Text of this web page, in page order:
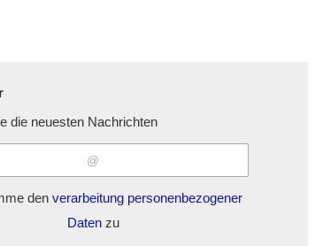
die neuesten Nachrichten
den verarbeitung personenbezogener
Datenzu